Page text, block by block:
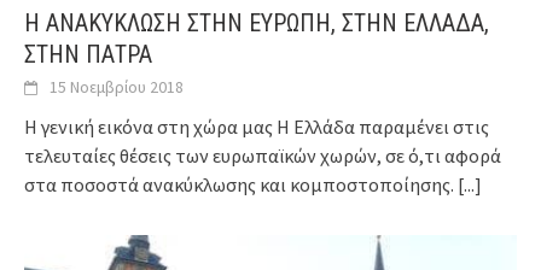
Η ΑΝΑΚΥΚΛΩΣΗ ΣΤΗΝ ΕΥΡΩΠΗ, ΣΤΗΝ ΕΛΛΑΔΑ,
ΣΤΗΝ ΠΑΤΡΑ
15 Νοεμβρίου 2018
Η γενική εικόνα στη χώρα μας Η Ελλάδα παραμένει στις
τελευταίες θέσεις των ευρωπαϊκών χωρών, σε ό,τι αφορά
στα ποσοστά ανακύκλωσης και κομποστοποίησης. [...]